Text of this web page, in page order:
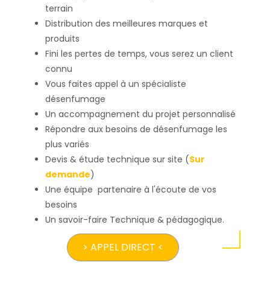
terrain
Distribution des meilleures marques et
produits
Fini les pertes de temps, vous serez un client
connu
Vous faites appel à un spécialiste
désenfumage
Un accompagnement du projet personnalisé
Répondre aux besoins de désenfumage les
plus variés
Devis & étude technique sur site (Sur
demande)
Une équipe partenaire à l'écoute de vos
besoins
Un savoir-faire Technique & pédagogique.
> APPEL DIRECT <